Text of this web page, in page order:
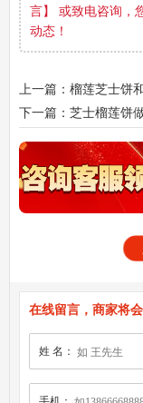
言】 或致电咨询，
动态！
上一篇：榴莲芝士饼
也能轻松上手！
下一篇：芝士榴莲饼
在线留言，商家将
姓 名：